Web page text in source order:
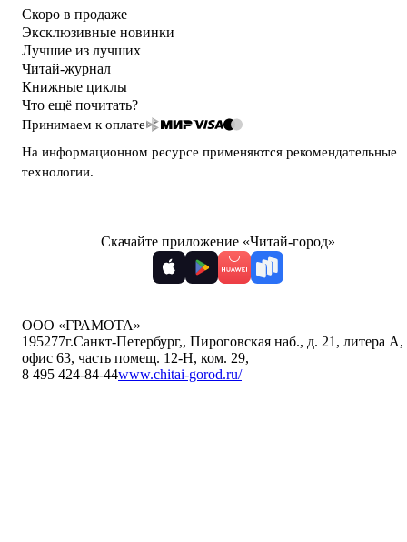
Скоро в продаже
Эксклюзивные новинки
Лучшие из лучших
Читай-журнал
Книжные циклы
Что ещё почитать?
Принимаем к оплате
На информационном ресурсе применяются рекомендательные
технологии.
Скачайте приложение «Читай-город»
ООО «ГРАМОТА»
195277г.Санкт-Петербург,, Пироговская наб., д. 21, литера А,
офис 63, часть помещ. 12-Н, ком. 29,
8 495 424-84-44www.chitai-gorod.ru/